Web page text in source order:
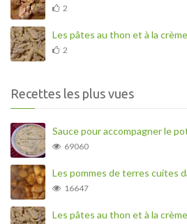
2
Les pâtes au thon et à la
2
Recettes les plus vues
Sauce pour accompagner le
69060
Les pommes de terres cuites
16647
Les pâtes au thon et à la